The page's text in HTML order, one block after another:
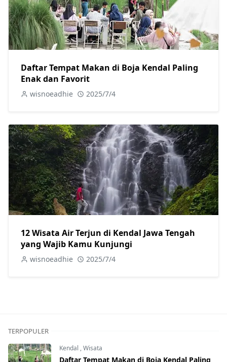
Daftar Tempat Makan di Boja Kendal Paling
Enak dan Favorit
wisnoeadhie 2025/7/4
12 Wisata Air Terjun di Kendal Jawa Tengah
yang Wajib Kamu Kunjungi
wisnoeadhie 2025/7/4
TERPOPULER
Kendal ,Wisata
Daftar Tempat Makan di Boja Kendal Paling